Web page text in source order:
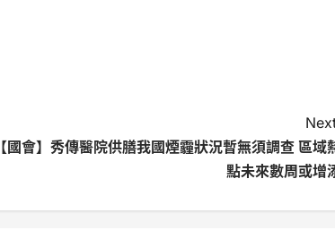
【國會】秀傳醫院供膳我國煙霾狀況暫無須調查 區域
點未來數周或增